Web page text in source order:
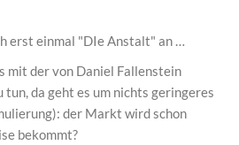
erst einmal "DIe Anstalt" an …
mit der von Daniel Fallenstein
da geht es um nichts geringeres
der Markt wird schon
bekommt?